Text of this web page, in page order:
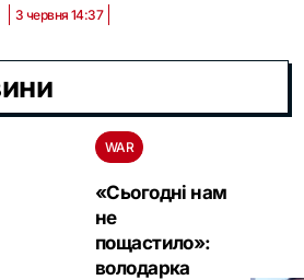
3 червня 14:37
WAR
«Сьогодні нам
не
пощастило»:
володарка